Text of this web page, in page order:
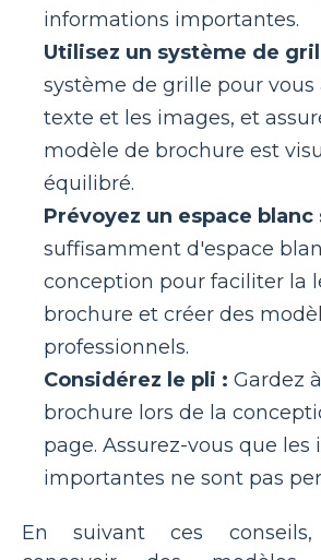
informations importantes.
Utilisez un système de
système de grille pour
texte et les images, et
modèle de brochure est
équilibré.
Prévoyez un espace
suffisamment d'espace
conception pour faciliter la
brochure et créer des
professionnels.
Considérez le pli : Gardez
brochure lors de la
page. Assurez-vous que
importantes ne sont pas
En suivant ces